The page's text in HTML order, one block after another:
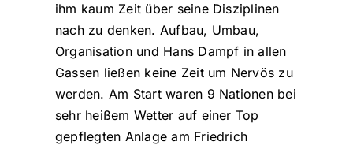
ihm kaum Zeit über seine Disziplinen
nach zu denken. Aufbau, Umbau,
Organisation und Hans Dampf in allen
Gassen ließen keine Zeit um Nervös zu
werden. Am Start waren 9 Nationen bei
sehr heißem Wetter auf einer Top
gepflegten Anlage am Friedrich